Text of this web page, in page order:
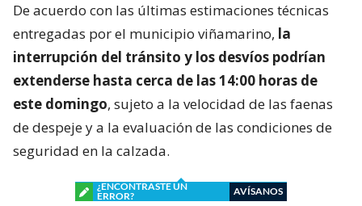
De acuerdo con las últimas estimaciones técnicas
entregadas por el municipio viñamarino, la
interrupción del tránsito y los desvíos podrían
extenderse hasta cerca de las 14:00 horas de
este domingo, sujeto a la velocidad de las faenas
de despeje y a la evaluación de las condiciones de
seguridad en la calzada.
¿ENCONTRASTE UN
ERROR?
AVÍSANOS